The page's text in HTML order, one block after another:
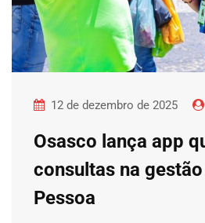
12 de dezembro de 2025
Osasco lança app
consultas na
Pessoa